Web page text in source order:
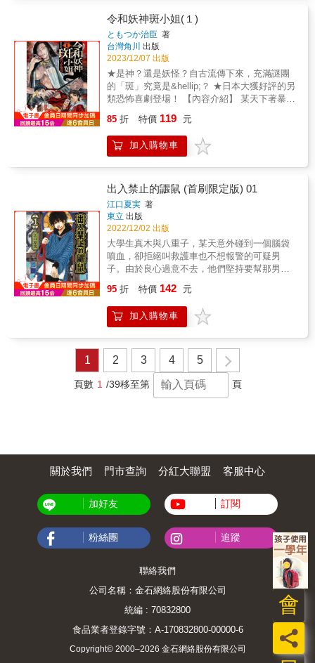
令和妖神斑小姐(１)
ともつか治臣 著
台灣角川 出版
2023/12/07 出版
★是神？還是妖怪？自古流傳下來，充滿謎團
的「斑」究竟是&hellip;？ ★日本大獲好評的另
類恐怖喜劇登場！ 【內容介紹】 某天下著暴風
以來禁止進入的土地， 遇見世人害怕的怪異
&hellip;&hellip; 「吾姑且是會作祟的神靈喔!?
看到這奇怪的外表， 你們都沒有什麼感覺
Tomotsuka 2022 KADOKAWA
CORPORATION
85 折 特價 119 元
加入購物車
出入禁止的鼴鼠 (首刷限定版) 01
江口夏実 著
東立 出版
2022/12/02 出版
大學生真木與八重子，某天意外碰到一個腦袋
噴血，卻拒絕叫救護車也不想報警的可疑男
子。由於良心過意不去，他們堅持要幫那男
疑男子「鼴鼠」用提燈治好了自己的傷……就
在認識了這個號稱「被禁止出入陰間」的男子
後，他們看到的世界也開始有所不同，各種不
95 折 特價 142 元
加入購物車
1 2 3 4 5
頁數 1 /39移至第 頁
員
會
關於我們 門市查詢 分紅大聯盟 客服中心
加好友 訂閱
粉絲團 追蹤
聯絡我們
公司名稱：金石網絡股份有限公司
統編 : 70832800
食品業者登錄字號：A-170832800-00000-6
Copyright© 2000–2026 金石網絡股份有限公司